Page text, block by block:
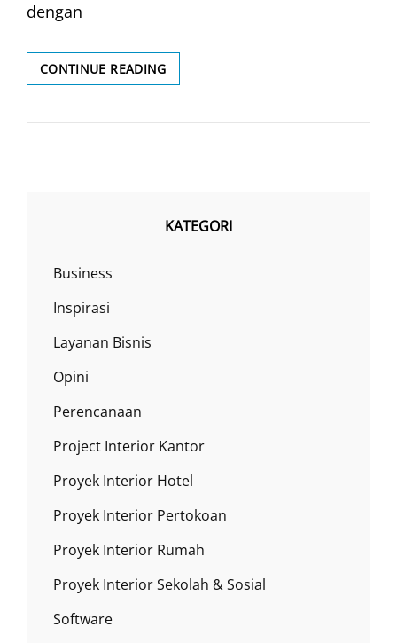
dengan
CONTINUE READINGSEBELUM
MEMASANG
KATEGORI
Business
Inspirasi
Layanan Bisnis
Opini
Perencanaan
Project Interior Kantor
Proyek Interior Hotel
Proyek Interior Pertokoan
Proyek Interior Rumah
Proyek Interior Sekolah & Sosial
Software